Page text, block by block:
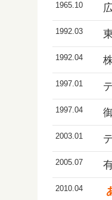
1965.10
1992.03
1992.04
1997.01
1997.04
2003.01
2005.07
2010.04